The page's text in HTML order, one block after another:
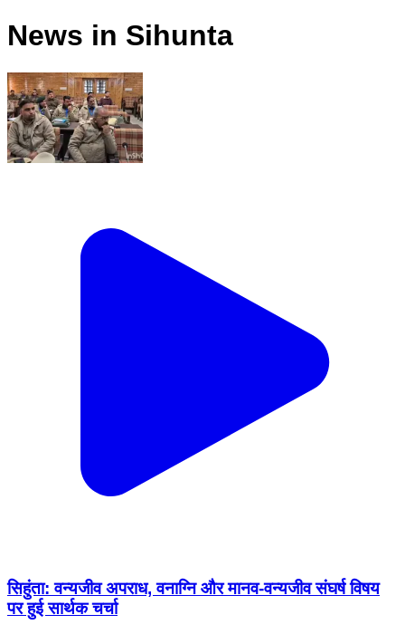
News in Sihunta
सिहुंता: वन्यजीव अपराध, वनाग्नि और मानव-वन्यजीव संघर्ष विषय
पर हुई सार्थक चर्चा